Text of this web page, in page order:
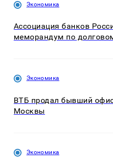
Экономика
Ассоциация банков
меморандум по
Экономика
ВТБ продал бывший
Москвы
Экономика